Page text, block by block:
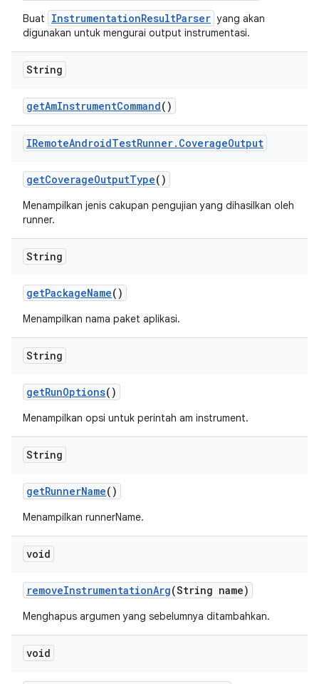
Buat InstrumentationResultParser yang akan
digunakan untuk mengurai output instrumentasi.
String
getAmInstrumentCommand()
IRemoteAndroidTestRunner. CoverageOutput
getCoverageOutputType()
Menampilkan jenis cakupan pengujian yang dihasilkan oleh
runner.
String
getPackageName()
Menampilkan nama paket aplikasi.
String
getRunOptions()
Menampilkan opsi untuk perintah am instrument.
String
getRunnerName()
Menampilkan runnerName.
void
removeInstrumentationArg(String name)
Menghapus argumen yang sebelumnya ditambahkan.
void